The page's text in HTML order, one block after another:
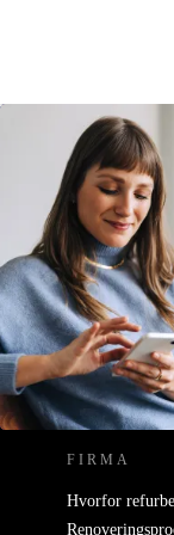
655 kr.
Gå
FIRMA
Hvorfor